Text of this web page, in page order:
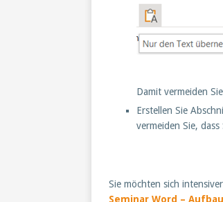
Damit vermeiden
Erstellen Sie
vermeiden Sie,
Sie möchten sich
Seminar Word –